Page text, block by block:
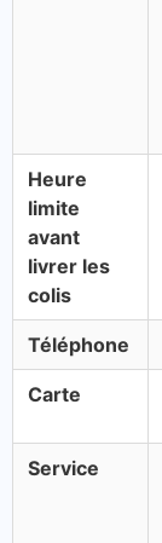
Heure
limite
avant
livrer les
colis
Téléphone
Carte
Service